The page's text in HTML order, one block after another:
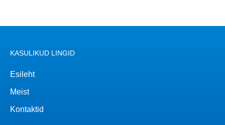
KASULIKUD LINGID
Esileht
Meist
Kontaktid